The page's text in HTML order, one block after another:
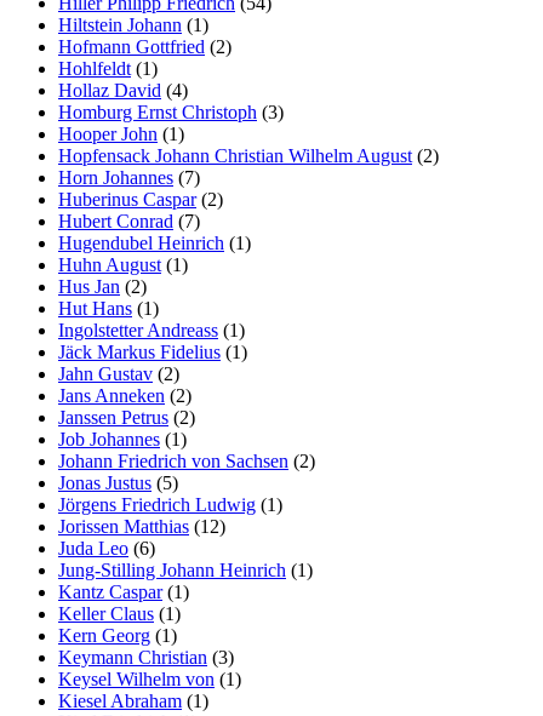
Hiltstein Johann (1)
Hofmann Gottfried (2)
Hohlfeldt (1)
Hollaz David (4)
Homburg Ernst Christoph (3)
Hooper John (1)
Hopfensack Johann Christian Wilhelm August (2)
Horn Johannes (7)
Huberinus Caspar(2)
Hubert Conrad (7)
Hugendubel Heinrich (1)
Huhn August (1)
Hus Jan (2)
Hut Hans (1)
Ingolstetter Andreass (1)
Jäck Markus Fidelius (1)
Jahn Gustav (2)
Jans Anneken (2)
Janssen Petrus (2)
Job Johannes (1)
Johann Friedrich von Sachsen (2)
Jonas Justus (5)
Jörgens Friedrich Ludwig (1)
Jorissen Matthias (12)
Juda Leo (6)
Jung-Stilling Johann Heinrich (1)
Kantz Caspar(1)
Keller Claus (1)
Kern Georg (1)
Keymann Christian (3)
Keysel Wilhelm von (1)
Kiesel Abraham (1)